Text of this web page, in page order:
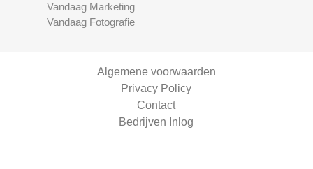
Vandaag Marketing
Vandaag Fotografie
Algemene voorwaarden
Privacy Policy
Contact
Bedrijven Inlog